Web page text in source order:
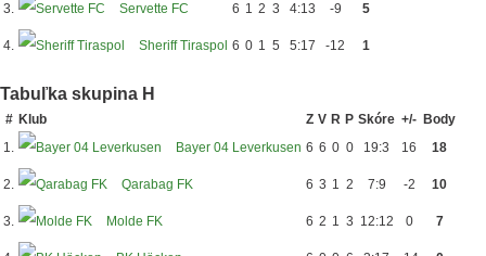
3. Servette FC 6 1 2 3 4:13 -9 5
4. Sheriff Tiraspol 6 0 1 5 5:17 -12 1
Tabuľka skupina H
# Klub Z V R P Skóre +/- Body
1.
Bayer 04 Leverkusen 6 6 0 0 19:3 16 18
2. Qarabag FK 6 3 1 2 7:9 -2 10
3. Molde FK 6 2 1 3 12:12 0 7